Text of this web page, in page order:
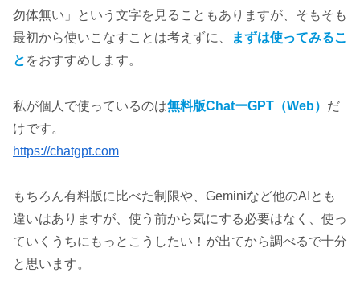
勿体無い」という文字を見ることもありますが、そもそも
最初から使いこなすことは考えずに、
まずは使ってみるこ
と をおすすめします。
私が個人で使っているのは無料版ChatーGPT（Web） だ
けです。
https://chatgpt.com
もちろん有料版に比べた制限や、Geminiなど他のAIとも
違いはありますが、使う前から気にする必要はなく、使っ
ていくうちにもっとこうしたい！が出てから調べるで十分
と思います。